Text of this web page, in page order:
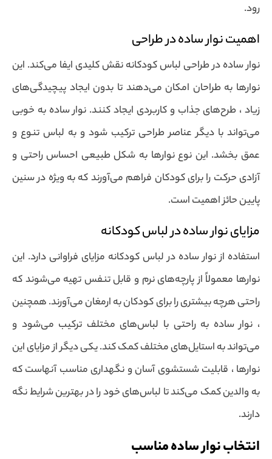
رود.
اهمیت نوار ساده در طراحی
نوار ساده در طراحی لباس کودکانه نقش کلیدی ایفا می‌کند. این
نوارها به طراحان امکان می‌دهند تا بدون ایجاد پیچیدگی‌های
زیاد ، طرح‌های جذاب و کاربردی ایجاد کنند. نوار ساده به خوبی
می‌تواند با دیگر عناصر طراحی ترکیب شود و به لباس تنوع و
عمق بخشد. این نوع نوارها به شکل طبیعی احساس راحتی و
آزادی حرکت را برای کودکان فراهم می‌آورند که به ویژه در سنین
پایین حائز اهمیت است.
مزایای نوار ساده در لباس کودکانه
استفاده از نوار ساده در لباس کودکانه مزایای فراوانی دارد. این
نوارها معمولاً از پارچه‌های نرم و قابل تنفس تهیه می‌شوند که
راحتی هرچه بیشتری را برای کودکان به ارمغان می‌آورند. همچنین
، نوار ساده به راحتی با لباس‌های مختلف ترکیب می‌شود و
می‌تواند به استایل‌های مختلف کمک کند. یکی دیگر از مزایای این
نوارها ، قابلیت شستشوی آسان و نگهداری مناسب آنهاست که
به والدین کمک می‌کند تا لباس‌های خود را در بهترین شرایط نگه
دارند.
انتخاب نوار ساده مناسب